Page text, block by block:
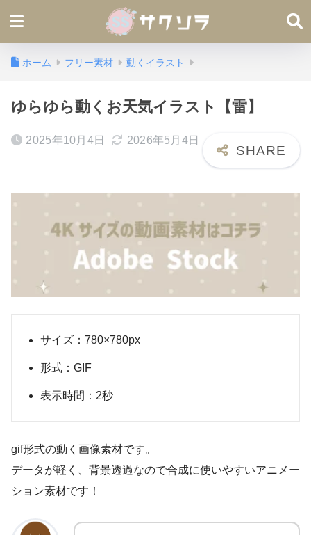
ホーム フリー素材 動くイラスト
ゆらゆら動くお天気イラスト【雷】
2025年10月4日 2026年5月4日
サイズ：780×780px
形式：GIF
表示時間：2秒
gif形式の動く画像素材です。
データが軽く、背景透過なので合成に使いやすいアニメー
ション素材です！